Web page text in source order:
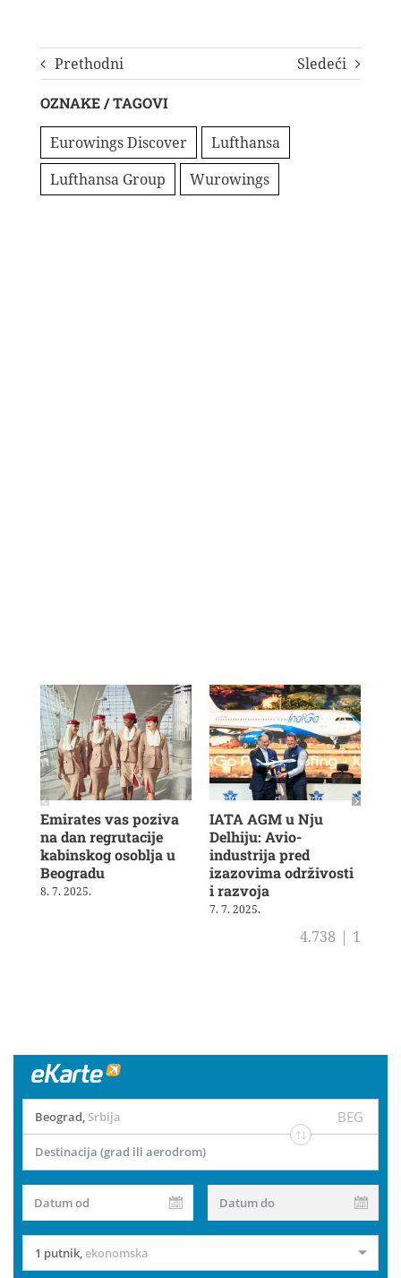
Prethodni Sledeći
OZNAKE / TAGOVI
Eurowings Discover
Lufthansa
Lufthansa Group
Wurowings
Emirates vas poziva
na dan regrutacije
kabinskog osoblja u
Beogradu
8. 7. 2025.
IATA AGM u Nju
Delhiju: Avio-
industrija pred
izazovima održivosti
i razvoja
7. 7. 2025.
4.738 | 1
Beograd Srbija BEG
Destinacija (grad ili aerodrom)
Datum od Datum do
1 putnik ekonomska